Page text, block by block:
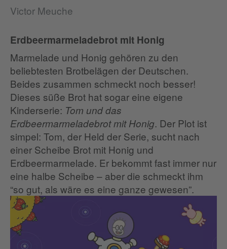
Victor Meuche
Erdbeermarmeladebrot mit Honig
Marmelade und Honig gehören zu den
beliebtesten Brotbelägen der Deutschen.
Beides zusammen schmeckt noch besser!
Dieses süße Brot hat sogar eine eigene
Kinderserie: Tom und das
Erdbeermarmeladebrot mit Honig. Der Plot ist
simpel: Tom, der Held der Serie, sucht nach
einer Scheibe Brot mit Honig und
Erdbeermarmelade. Er bekommt fast immer nur
eine halbe Scheibe – aber die schmeckt ihm
“so gut, als wäre es eine ganze gewesen”.